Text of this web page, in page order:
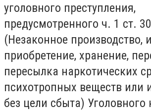
уголовного преступления,
предусмотренного ч. 1 ст.
(Незаконное производство,
приобретение, хранение,
пересылка наркотических
психотропных веществ или
без цели сбыта) Уголовного